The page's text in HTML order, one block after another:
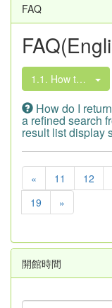
FAQ
1.1. How to
How do I
a refined search
result list display
« 11 12
19
»
開館時間